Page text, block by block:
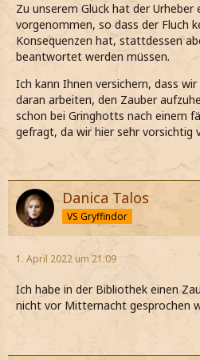
Zu unserem Glück hat der Urheber
vorgenommen, so dass der Fluch
Konsequenzen hat, stattdessen
beantwortet werden müssen.
Ich kann Ihnen versichern, dass
daran arbeiten, den Zauber
schon bei Gringhotts nach einem
gefragt, da wir hier sehr vorsichtig
Danica Talos
VS Gryffindor
1. April 2022 um 21:09
Ich habe in der Bibliothek einen
nicht vor Mitternacht gesprochen